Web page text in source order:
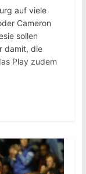
auf viele
Cameron
sollen
damit, die
Play zudem